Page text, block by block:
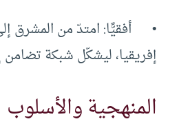
• أفقيًّا: امتدّ من المشرق
إفريقيا، ليشكّل شبكة تضامن
المنهجية والأسلوب